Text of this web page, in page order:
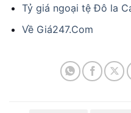
Tỷ giá ngoại tệ Đô la
Về Giá247.Com